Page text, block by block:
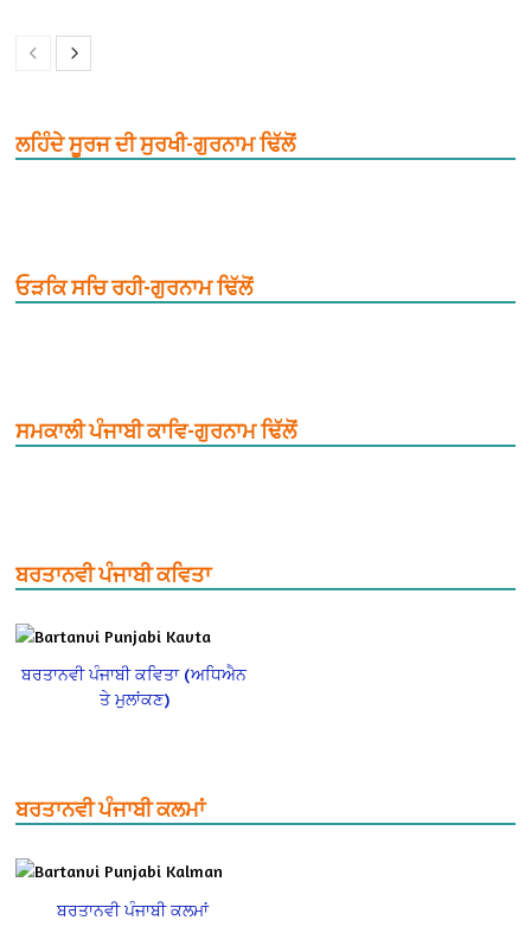
ਲਹਿੰਦੇ ਸੂਰਜ ਦੀ ਸੁਰਖੀ-ਗੁਰਨਾਮ ਢਿੱਲੋਂ
ਓੜਕਿ ਸਚਿ ਰਹੀ-ਗੁਰਨਾਮ ਢਿੱਲੋਂ
ਸਮਕਾਲੀ ਪੰਜਾਬੀ ਕਾਵਿ-ਗੁਰਨਾਮ ਢਿੱਲੋਂ
ਬਰਤਾਨਵੀ ਪੰਜਾਬੀ ਕਵਿਤਾ
ਬਰਤਾਨਵੀ ਪੰਜਾਬੀ ਕਵਿਤਾ (ਅਧਿਐਨ
ਤੇ ਮੁਲਾਂਕਣ)
ਬਰਤਾਨਵੀ ਪੰਜਾਬੀ ਕਲਮਾਂ
ਬਰਤਾਨਵੀ ਪੰਜਾਬੀ ਕਲਮਾਂ